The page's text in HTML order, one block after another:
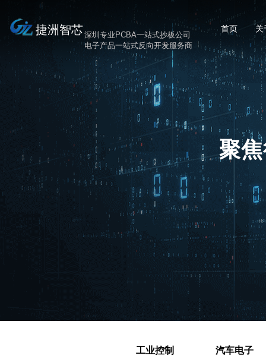
首页 关
深圳专业PCBA一站式抄板公司
电子产品一站式反向开发服务商
捷洲智芯
聚
工业控制 汽车电子